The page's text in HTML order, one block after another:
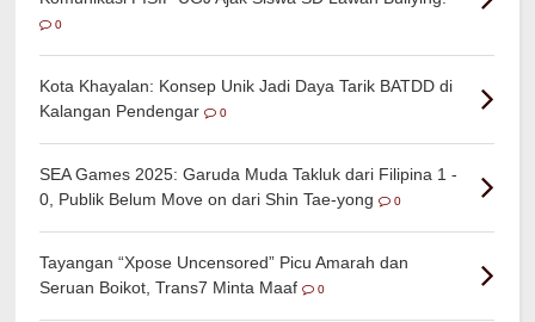
0
Kota Khayalan: Konsep Unik Jadi Daya Tarik BATDD di
Kalangan Pendengar
0
SEA Games 2025: Garuda Muda Takluk dari Filipina 1 -
0, Publik Belum Move on dari Shin Tae-yong
0
Tayangan “Xpose Uncensored” Picu Amarah dan
Seruan Boikot, Trans7 Minta Maaf
0